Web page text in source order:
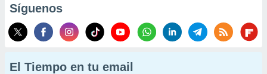
Síguenos
El Tiempo en tu email